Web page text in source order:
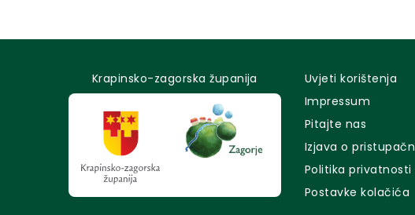
Krapinsko-zagorska županija
Uvjeti korištenja
Impressum
Pitajte nas
Izjava o
Politika privatnosti
Postavke kolačića